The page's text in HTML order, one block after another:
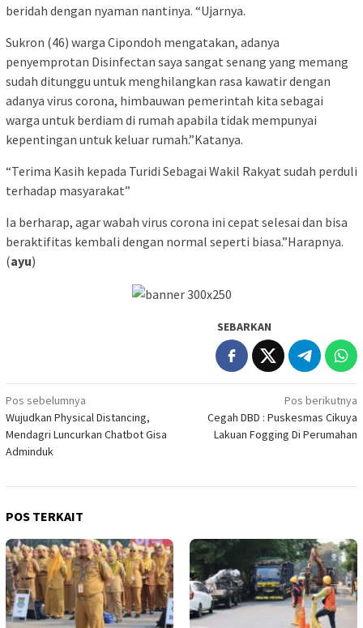
beridah dengan nyaman nantinya. “Ujarnya.
Sukron (46) warga Cipondoh mengatakan, adanya
penyemprotan Disinfectan saya sangat senang yang memang
sudah ditunggu untuk menghilangkan rasa kawatir dengan
adanya virus corona, himbauwan pemerintah kita sebagai
warga untuk berdiam di rumah apabila tidak mempunyai
kepentingan untuk keluar rumah.”Katanya.
“Terima Kasih kepada Turidi Sebagai Wakil Rakyat sudah perduli
terhadap masyarakat”
Ia berharap, agar wabah virus corona ini cepat selesai dan bisa
beraktifitas kembali dengan normal seperti biasa.”Harapnya.
(ayu)
SEBARKAN
Navigasi
pos
Pos sebelumnya
Wujudkan Physical Distancing,
Mendagri Luncurkan Chatbot Gisa
Adminduk
Pos berikutnya
Cegah DBD : Puskesmas Cikuya
Lakuan Fogging Di Perumahan
POS TERKAIT